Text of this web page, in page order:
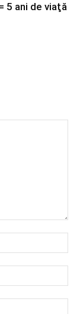
5 ani de viaţă